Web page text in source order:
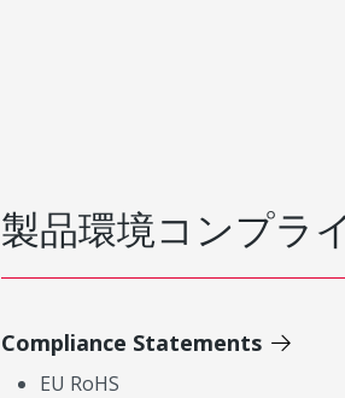
製品環境コンプラ
Compliance Statements
EU RoHS